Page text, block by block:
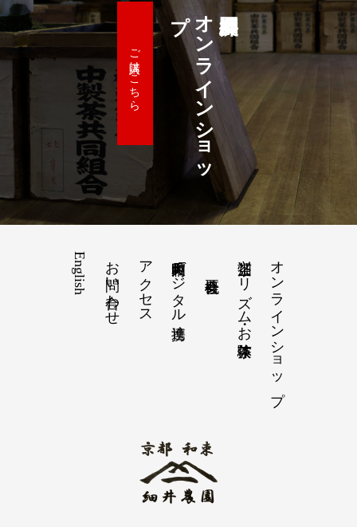
オ
ン
ラ
イ
ン
シ
ョ
ッ
プ
ご購入はこちら
オンラインショップ
茶畑ツーリズム・お茶体験
和束町内デジタル連携
アクセス
お問い合わせ
English